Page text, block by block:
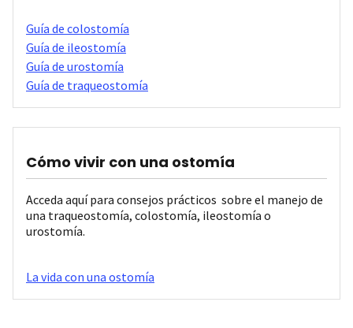
Guía de colostomía
Guía de ileostomía
Guía de urostomía
Guía de traqueostomía
Cómo vivir con una ostomía
Acceda aquí para consejos prácticos sobre el manejo de
una traqueostomía, colostomía, ileostomía o
urostomía.
La vida con una ostomía